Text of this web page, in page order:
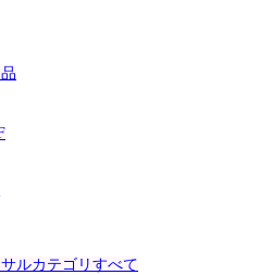
ルカテゴリすべて